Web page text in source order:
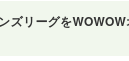
ズリーグを